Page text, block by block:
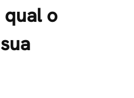
qual o